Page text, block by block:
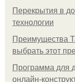
Перекрытия в
технологии
Преимущества
выбрать этот
Программа для
онлайн-